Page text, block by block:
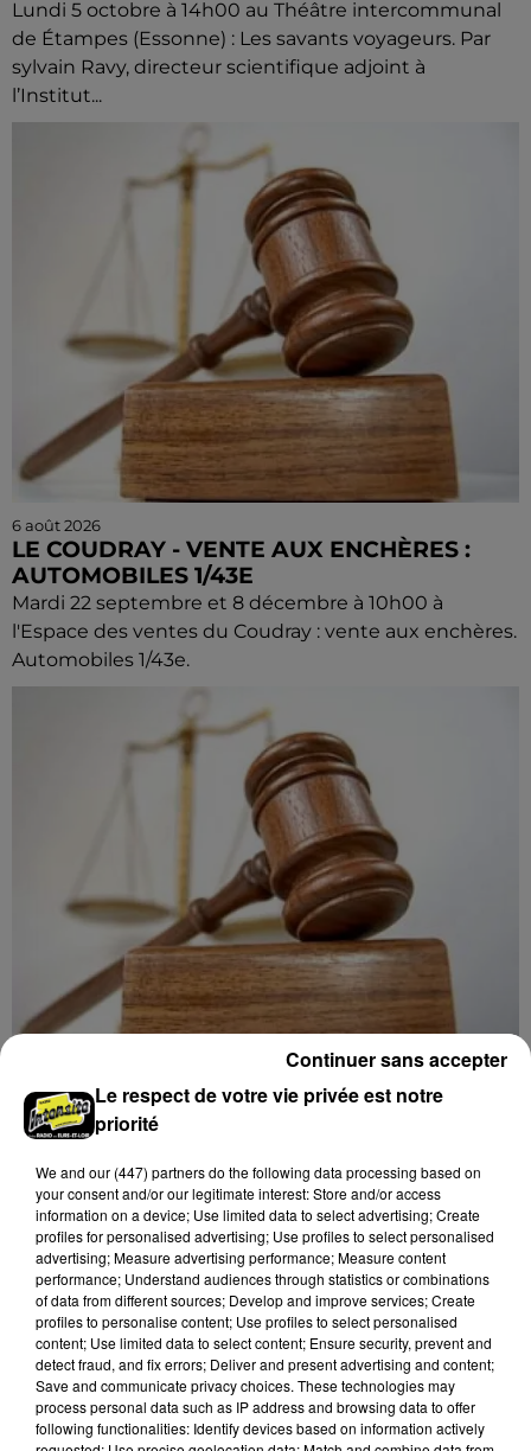
Lundi 5 octobre à 14h00 au Théâtre intercommunal
de Étampes (Essonne) : Les savants voyageurs. Par
sylvain Ravy, directeur scientifique adjoint à
l’Institut...
6 août 2026
LE COUDRAY - VENTE AUX ENCHÈRES :
AUTOMOBILES 1/43E
Mardi 22 septembre et 8 décembre à 10h00 à
l'Espace des ventes du Coudray : vente aux enchères.
Automobiles 1/43e.
6 août 2026
LE COUDRAY - VENTE AUX ENCHÈRES :
AUTOMOBILES 1/43E
Mardi 22 septembre et 8 décembre à 10h00 à
l'Espace des ventes du Coudray : vente aux enchères.
Automobiles 1/43e.
Le respect de votre vie privée est notre
priorité
We and our (447) partnersdo the following data processing based on
your consent and/or our legitimate interest: Store and/or access
information on a device; Use limited data to select advertising; Create
profiles for personalised advertising; Use profiles to select personalised
advertising; Measure advertising performance; Measure content
performance; Understand audiences through statistics or combinations
of data from different sources; Develop and improve services; Create
profiles to personalise content; Use profiles to select personalised
content; Use limited data to select content; Ensure security, prevent and
detect fraud, and fix errors; Deliver and present advertising and content;
Save and communicate privacy choices. These technologies may
process personal data such as IP address and browsing data to offer
following functionalities: Identify devices based on information actively
Continuer sans accepter